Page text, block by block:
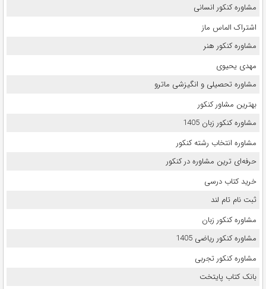
مشاوره کنکور انسانی
اشتراک الماس ماز
مشاوره کنکور هنر
مهدی یحیوی
مشاوره تحصیلی و انگیزشی ماترو
بهترین مشاور کنکور
مشاوره کنکور زبان 1405
مشاوره انتخاب رشته کنکور
حرفه‌ای ترین مشاوره در کنکور
خرید کتاب درسی
ثبت نام تام لند
مشاوره کنکور زبان
مشاوره کنکور ریاضی 1405
مشاوره کنکور تجربی
بانک کتاب پایتخت